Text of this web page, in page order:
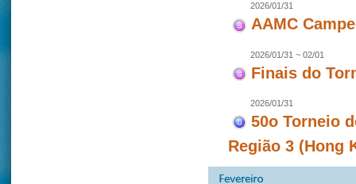
2026/01/31
AAMC
2026/01/31 ~ 02/01
Finais do
2026/01/31
50o Torneio
Região 3 (Hong